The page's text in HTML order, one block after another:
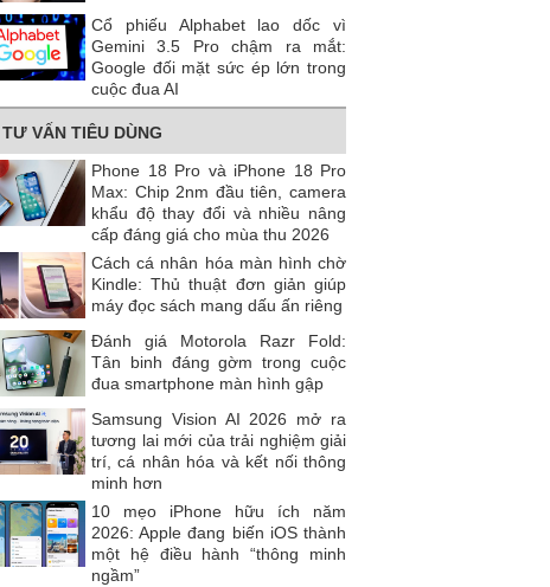
Cổ phiếu Alphabet lao dốc vì
Gemini 3.5 Pro chậm ra mắt:
Google đối mặt sức ép lớn trong
cuộc đua AI
TƯ VẤN TIÊU DÙNG
Phone 18 Pro và iPhone 18 Pro
Max: Chip 2nm đầu tiên, camera
khẩu độ thay đổi và nhiều nâng
cấp đáng giá cho mùa thu 2026
Cách cá nhân hóa màn hình chờ
Kindle: Thủ thuật đơn giản giúp
máy đọc sách mang dấu ấn riêng
Đánh giá Motorola Razr Fold:
Tân binh đáng gờm trong cuộc
đua smartphone màn hình gập
Samsung Vision AI 2026 mở ra
tương lai mới của trải nghiệm giải
trí, cá nhân hóa và kết nối thông
minh hơn
10 mẹo iPhone hữu ích năm
2026: Apple đang biến iOS thành
một hệ điều hành “thông minh
ngầm”